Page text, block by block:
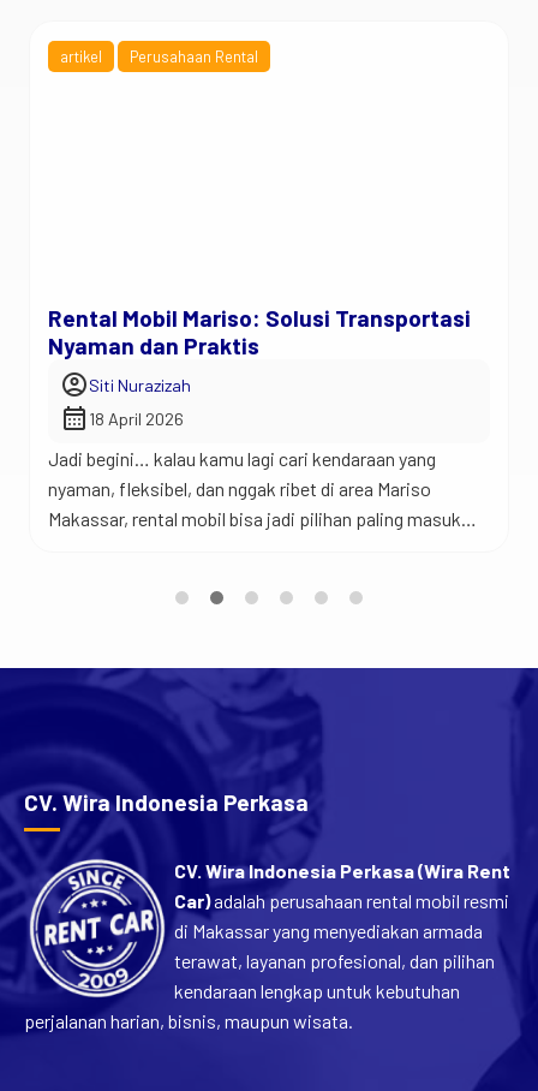
artikel Perusahaan Rental
Rental Mobil Mariso: Solusi Transportasi
Nyaman dan Praktis
account_circleSiti Nurazizah
calendar_month 18 April 2026
Jadi begini… kalau kamu lagi cari kendaraan yang
nyaman, fleksibel, dan nggak ribet di area Mariso
Makassar, rental mobil bisa jadi pilihan paling masuk
Nah, di artikel ini kita bakal kupas tuntas tentang rental
CV. Wira Indonesia Perkasa
CV. Wira Indonesia Perkasa (Wira Rent
Car)adalah perusahaan rental mobil resmi
di Makassar yang menyediakan armada
terawat, layanan profesional, dan pilihan
kendaraan lengkap untuk kebutuhan
perjalanan harian, bisnis, maupun wisata.